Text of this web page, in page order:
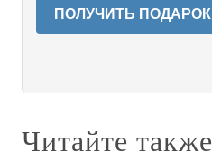
ПОЛУЧИТЬ ПОДАРОК
Читайте также